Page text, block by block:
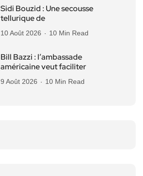
Sidi Bouzid : Une secousse
tellurique de
10 Août 2026 10 Min Read
Bill Bazzi : l’ambassade
américaine veut faciliter
9 Août 2026 10 Min Read